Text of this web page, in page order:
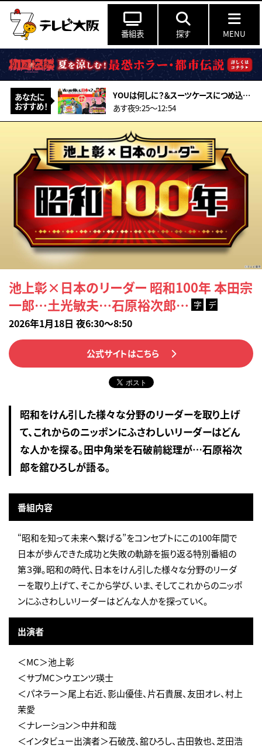
番組表 探す MENU
あなたに
おすすめ！
YOUは何しに？＆スーツケースにつめ込んで＆ニッポン行きたい人応援団合体SP
あす夜9:25〜12:54
池上彰×日本のリーダー 昭和100年 本田宗
一郎…土光敏夫…石原裕次郎… 字 デ
2026年1月18日 夜6:30～8:50
公式サイトはこちら
昭和をけん引した様々な分野のリーダーを取り上げ
て、これからのニッポンにふさわしいリーダーはどん
な人かを探る。田中角栄を石破前総理が…石原裕次
郎を舘ひろしが語る。
番組内容
“昭和を知って未来へ繋げる”をコンセプトにこの100年間で
日本が歩んできた成功と失敗の軌跡を振り返る特別番組の
第３弾。昭和の時代、日本をけん引した様々な分野のリーダ
ーを取り上げて、そこから学び、いま、そしてこれからのニッポ
ンにふさわしいリーダーはどんな人かを探っていく。
出演者
＜MC＞池上彰
＜サブMC＞ウエンツ瑛士
＜パネラー＞尾上右近、影山優佳、片石貴展、友田オレ、村上
茉愛
＜ナレーション＞中井和哉
＜インタビュー出演者＞石破茂、舘ひろし、古田敦也、芝田浩